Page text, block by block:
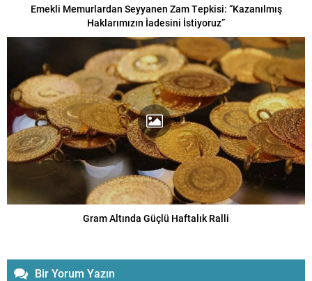
Emekli Memurlardan Seyyanen Zam Tepkisi: “Kazanılmış
Haklarımızın İadesini İstiyoruz”
Gram Altında Güçlü Haftalık Ralli
Bir Yorum Yazın